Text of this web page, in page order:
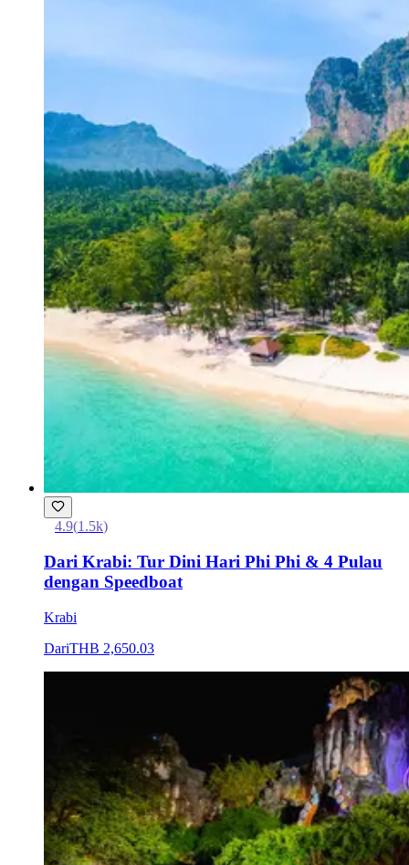
4.9(1.5k)
Dari Krabi: Tur Dini Hari Phi Phi & 4 Pulau
dengan Speedboat
Krabi
DariTHB 2,650.03